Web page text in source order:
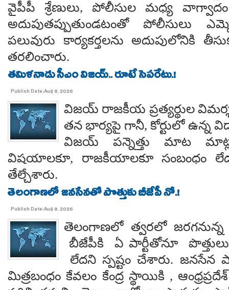
వైపీపీ శ్రేణులు, పోలీసుల మధ్య వాగ్వాదం
అదుపుతప్పుతుండటంతో పోలీసులు
పలువురు కార్యకర్తలను అదుపులోనికి
తరలించారు.
తమిళనాడు సీఎం విజయ్.. రూటే సెపరేటు.!
Publish Date:Aug 8, 2026
విజయ్ రాజకీయ ప్రత్యర్థుల
తన భార్యపై గానీ, కోర్టులో ఉన్న
విజయ్ పన్నెత్తు మాట
విషయాలకూ, రాజకీయాలకూ సంబంధం
తేల్చేశారు.
తెలంగాణలో జనసేనతో పొత్తుకు బీజేపీ నో.!
Publish Date:Aug 8, 2026
తెలంగాణలో త్వరలో
బీజేపీకి ఏ పార్టీతోనూ పొత్తులు
లేదని స్పష్టం చేశారు. జనసేన
మిత్రబంధం కేవలం కేంద్ర స్థాయికి ,